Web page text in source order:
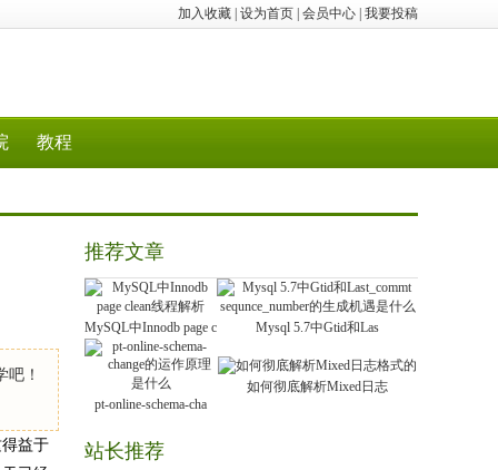
加入收藏 设为首页 会员中心 我要投稿
教程
！
益于
推荐文章
MySQL中Innodb page c Mysql 5.7中Gtid和Las
pt-online-schema-cha
如何彻底解析Mixed日志
站长推荐